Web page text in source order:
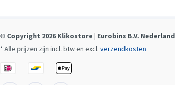
© Copyright 2026 Klikostore | Eurobins B.V. Nederland
* Alle prijzen zijn incl. btw en excl. verzendkosten